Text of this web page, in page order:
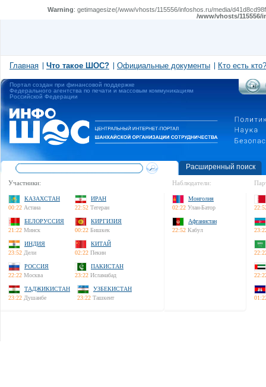
Warning: getimagesize(/www/vhosts/115556/infoshos.ru/media/
/www/vhosts/
Главная Что такое ШОС? Официальные документы Кто есть кто?
Портал создан при финансовой поддержке
Федерального агентства по печати и массовым коммуникациям
Российской Федерации
Расширенный поиск
Участники:
КАЗАХСТАН
00:22 Астана
ИРАН
22:52 Тегеран
БЕЛОРУССИЯ
21:22 Минск
КИРГИЗИЯ
00:22 Бишкек
ИНДИЯ
23:52 Дели
КИТАЙ
02:22 Пекин
РОССИЯ
22:22 Москва
ПАКИСТАН
23:22 Исламабад
ТАДЖИКИСТАН
23:22 Душанбе
УЗБЕКИСТАН
23:22 Ташкент
Наблюдатели:
Монголия
02:22 Улан-Батор
Афганистан
22:52 Кабул